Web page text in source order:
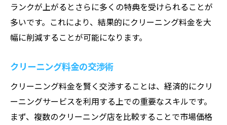
ランクが上がるとさらに多くの特典を受けられることが
多いです。これにより、結果的にクリーニング料金を大
幅に削減することが可能になります。
クリーニング料金の交渉術
クリーニング料金を賢く交渉することは、経済的にクリ
ーニングサービスを利用する上での重要なスキルです。
まず、複数のクリーニング店を比較することで市場価格